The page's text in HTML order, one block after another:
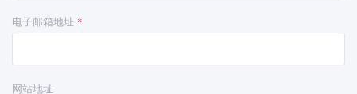
电子邮箱地址 *
网站地址